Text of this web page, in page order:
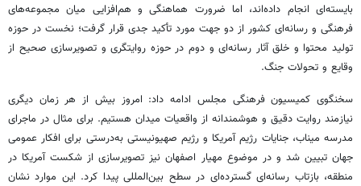
بایسته‌ای انجام داده‌اند، اما ضرورت هماهنگی و هم‌افزایی میان مجموعه‌های
فرهنگی و رسانه‌ای کشور از دو جهت مورد تأکید جدی قرار گرفت؛ نخست در حوزه
تولید محتوا و خلق آثار رسانه‌ای و دوم در حوزه روایتگری و تصویرسازی صحیح از
وقایع و تحولات جنگ.
سخنگوی کمیسیون فرهنگی مجلس ادامه داد: امروز بیش از هر زمان دیگری
نیازمند روایت دقیق و هوشمندانه از واقعیات میدان هستیم. برای مثال در ماجرای
مدرسه میناب، جنایات رژیم آمریکا و رژیم صهیونیستی به‌درستی برای افکار عمومی
جهان تبیین شد و در موضوع مهیار اصفهان نیز تصویرسازی از شکست آمریکا در
منطقه، بازتاب رسانه‌ای گسترده‌ای در سطح بین‌المللی پیدا کرد. این موارد نشان